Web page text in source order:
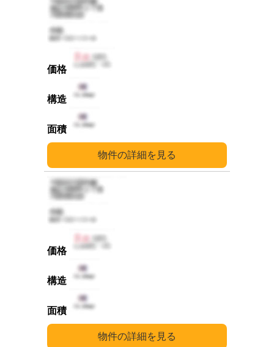
詳細
詳細